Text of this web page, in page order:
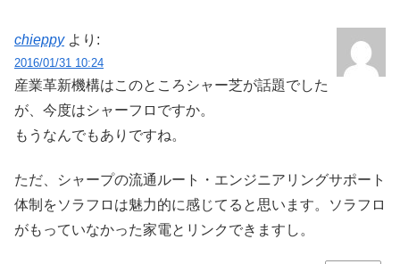
chieppy より:
2016/01/31 10:24
産業革新機構はこのところシャー芝が話題でした
が、今度はシャーフロですか。
もうなんでもありですね。
ただ、シャープの流通ルート・エンジニアリングサポート
体制をソラフロは魅力的に感じてると思います。ソラフロ
がもっていなかった家電とリンクできますし。